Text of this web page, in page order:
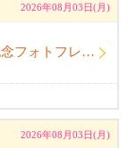
2026年08月03日(月)
嵐 ファンクラブ会員限定 20周年記念フォトフレーム
2026年08月03日(月)